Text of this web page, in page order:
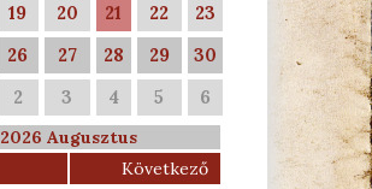
19 20 21 22
23
26 27 28 29
30
2 3 4 5 6
2026 Augusztus
Következő